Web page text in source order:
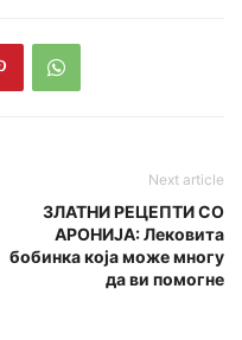
Next article
ЗЛАТНИ РЕЦЕПТИ СО
АРОНИЈА: Лековита
бобинка која може многу
да ви помогне